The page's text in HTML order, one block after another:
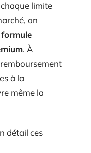
limite
on
formule
. À
à la
même la
détail ces